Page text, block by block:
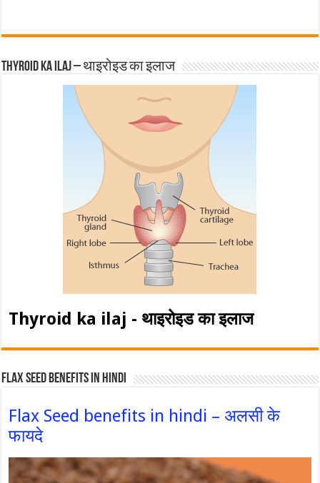
Thyroid ka ilaj – थाइरोइड का इलाज
Thyroid ka ilaj - थाइरोइड का इलाज
Flax Seed Benefits in hindi
Flax Seed benefits in hindi – अलसी के
फायदे